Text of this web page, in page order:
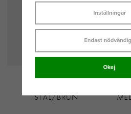
STÅL/BRUN
Inställningar
Endast
Okej